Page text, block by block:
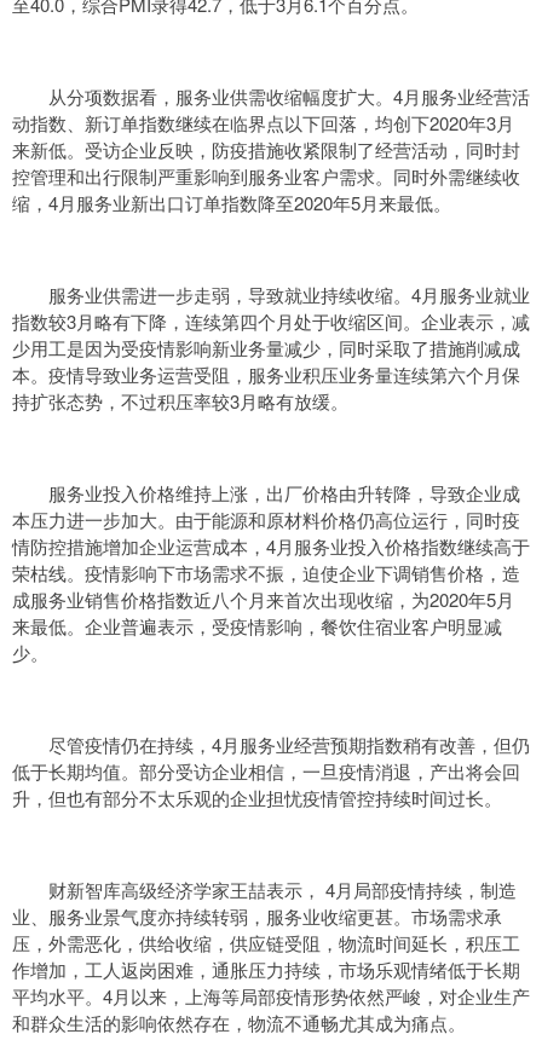
从分项数据看，服务业供需收缩幅度扩大。4月服务业经营活
动指数、新订单指数继续在临界点以下回落，均创下2020年3月
来新低。受访企业反映，防疫措施收紧限制了经营活动，同时封
控管理和出行限制严重影响到服务业客户需求。同时外需继续收
缩，4月服务业新出口订单指数降至2020年5月来最低。
服务业供需进一步走弱，导致就业持续收缩。4月服务业就业
指数较3月略有下降，连续第四个月处于收缩区间。企业表示，减
少用工是因为受疫情影响新业务量减少，同时采取了措施削减成
本。疫情导致业务运营受阻，服务业积压业务量连续第六个月保
持扩张态势，不过积压率较3月略有放缓。
服务业投入价格维持上涨，出厂价格由升转降，导致企业成
本压力进一步加大。由于能源和原材料价格仍高位运行，同时疫
情防控措施增加企业运营成本，4月服务业投入价格指数继续高于
荣枯线。疫情影响下市场需求不振，迫使企业下调销售价格，造
成服务业销售价格指数近八个月来首次出现收缩，为2020年5月
来最低。企业普遍表示，受疫情影响，餐饮住宿业客户明显减
少。
尽管疫情仍在持续，4月服务业经营预期指数稍有改善，但仍
低于长期均值。部分受访企业相信，一旦疫情消退，产出将会回
升，但也有部分不太乐观的企业担忧疫情管控持续时间过长。
财新智库高级经济学家王喆表示， 4月局部疫情持续，制造
业、服务业景气度亦持续转弱，服务业收缩更甚。市场需求承
压，外需恶化，供给收缩，供应链受阻，物流时间延长，积压工
作增加，工人返岗困难，通胀压力持续，市场乐观情绪低于长期
平均水平。4月以来，上海等局部疫情形势依然严峻，对企业生产
和群众生活的影响依然存在，物流不通畅尤其成为痛点。